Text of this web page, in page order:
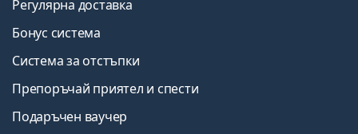
Регулярна доставка
Бонус система
Система за отстъпки
Препоръчай приятел и спести
Подаръчен ваучер